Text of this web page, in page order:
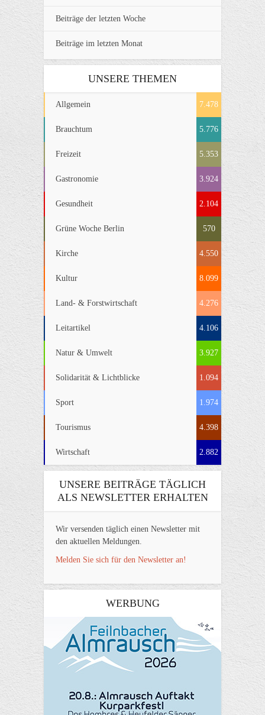
Beiträge der letzten Woche
Beiträge im letzten Monat
UNSERE THEMEN
Allgemein 7.478
Brauchtum 5.776
Freizeit 5.353
Gastronomie 3.924
Gesundheit 2.104
Grüne Woche Berlin 570
Kirche 4.550
Kultur 8.099
Land- & Forstwirtschaft 4.276
Leitartikel 4.106
Natur & Umwelt 3.927
Solidarität & Lichtblicke 1.094
Sport 1.974
Tourismus 4.398
Wirtschaft 2.882
UNSERE BEITRÄGE TÄGLICH
ALS NEWSLETTER ERHALTEN
Wir versenden täglich einen Newsletter mit
den aktuellen Meldungen.
Melden Sie sich für den Newsletter an!
WERBUNG